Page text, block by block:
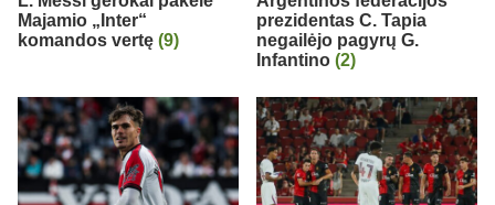
Majamio „Inter“
komandos vertę (9)
prezidentas C. Tapia
negailėjo pagyrų G.
Infantino (2)